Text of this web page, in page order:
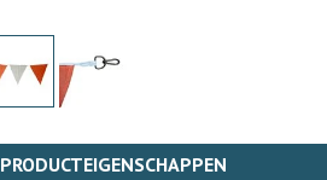
PRODUCTEIGENSCHAPPEN